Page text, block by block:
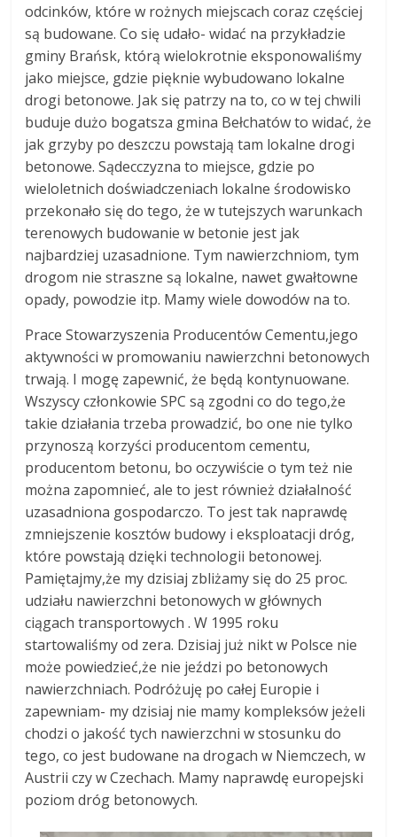
odcinków, które w rożnych miejscach coraz częściej
są budowane. Co się udało- widać na przykładzie
gminy Brańsk, którą wielokrotnie eksponowaliśmy
jako miejsce, gdzie pięknie wybudowano lokalne
drogi betonowe. Jak się patrzy na to, co w tej chwili
buduje dużo bogatsza gmina Bełchatów to widać, że
jak grzyby po deszczu powstają tam lokalne drogi
betonowe. Sądecczyzna to miejsce, gdzie po
wieloletnich doświadczeniach lokalne środowisko
przekonało się do tego, że w tutejszych warunkach
terenowych budowanie w betonie jest jak
najbardziej uzasadnione. Tym nawierzchniom, tym
drogom nie straszne są lokalne, nawet gwałtowne
opady, powodzie itp. Mamy wiele dowodów na to.
Prace Stowarzyszenia Producentów Cementu,jego
aktywności w promowaniu nawierzchni betonowych
trwają. I mogę zapewnić, że będą kontynuowane.
Wszyscy członkowie SPC są zgodni co do tego,że
takie działania trzeba prowadzić, bo one nie tylko
przynoszą korzyści producentom cementu,
producentom betonu, bo oczywiście o tym też nie
można zapomnieć, ale to jest również działalność
uzasadniona gospodarczo. To jest tak naprawdę
zmniejszenie kosztów budowy i eksploatacji dróg,
które powstają dzięki technologii betonowej.
Pamiętajmy,że my dzisiaj zbliżamy się do 25 proc.
udziału nawierzchni betonowych w głównych
ciągach transportowych . W 1995 roku
startowaliśmy od zera. Dzisiaj już nikt w Polsce nie
może powiedzieć,że nie jeździ po betonowych
nawierzchniach. Podróżuję po całej Europie i
zapewniam- my dzisiaj nie mamy kompleksów jeżeli
chodzi o jakość tych nawierzchni w stosunku do
tego, co jest budowane na drogach w Niemczech, w
Austrii czy w Czechach. Mamy naprawdę europejski
poziom dróg betonowych.